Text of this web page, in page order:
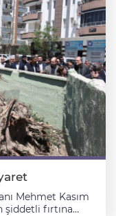
Mehmet Kasım
şiddetli fırtına